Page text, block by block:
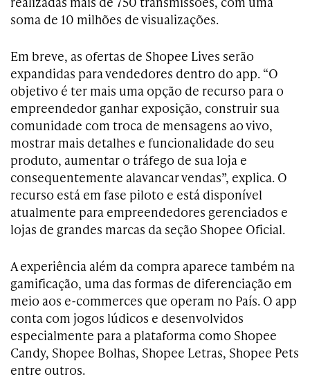
soma de 10 milhões de visualizações.
Em breve, as ofertas de Shopee Lives serão
expandidas para vendedores dentro do app. “O
objetivo é ter mais uma opção de recurso para o
empreendedor ganhar exposição, construir sua
comunidade com troca de mensagens ao vivo,
mostrar mais detalhes e funcionalidade do seu
produto, aumentar o tráfego de sua loja e
consequentemente alavancar vendas”, explica. O
recurso está em fase piloto e está disponível
atualmente para empreendedores gerenciados e
lojas de grandes marcas da seção Shopee Oficial.
A experiência além da compra aparece também na
gamificação, uma das formas de diferenciação em
meio aos e-commerces que operam no País. O app
conta com jogos lúdicos e desenvolvidos
especialmente para a plataforma como Shopee
Candy, Shopee Bolhas, Shopee Letras, Shopee Pets
entre outros.